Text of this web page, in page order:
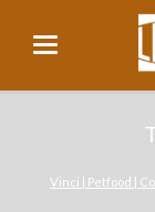
Vinci | Petfood |